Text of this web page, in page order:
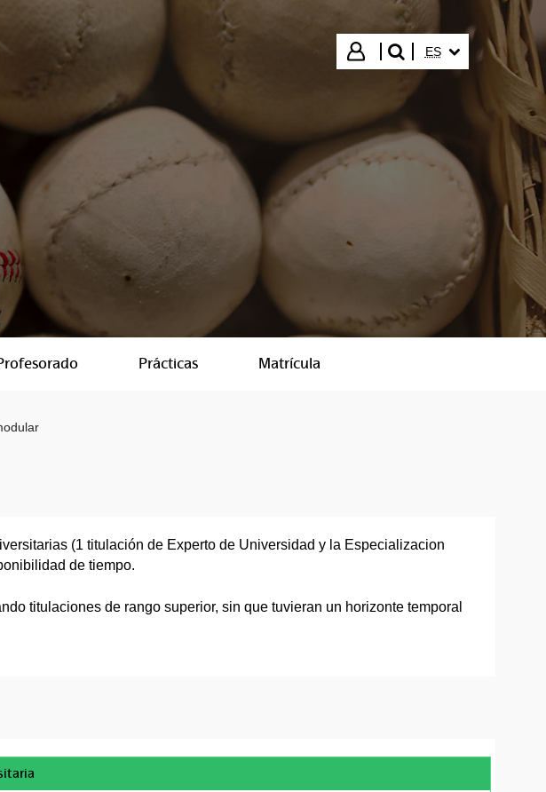
Iniciar sesión
buscar"
IDIOMA
ES
Prácticas Matrícula
(1 titulación de Experto de Universidad y la Especializacion
de tiempo.
titulaciones de rango superior, sin que tuvieran un horizonte temporal